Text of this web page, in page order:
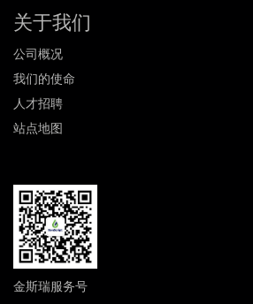
关于我们
公司概况
我们的使命
人才招聘
站点地图
金斯瑞服务号